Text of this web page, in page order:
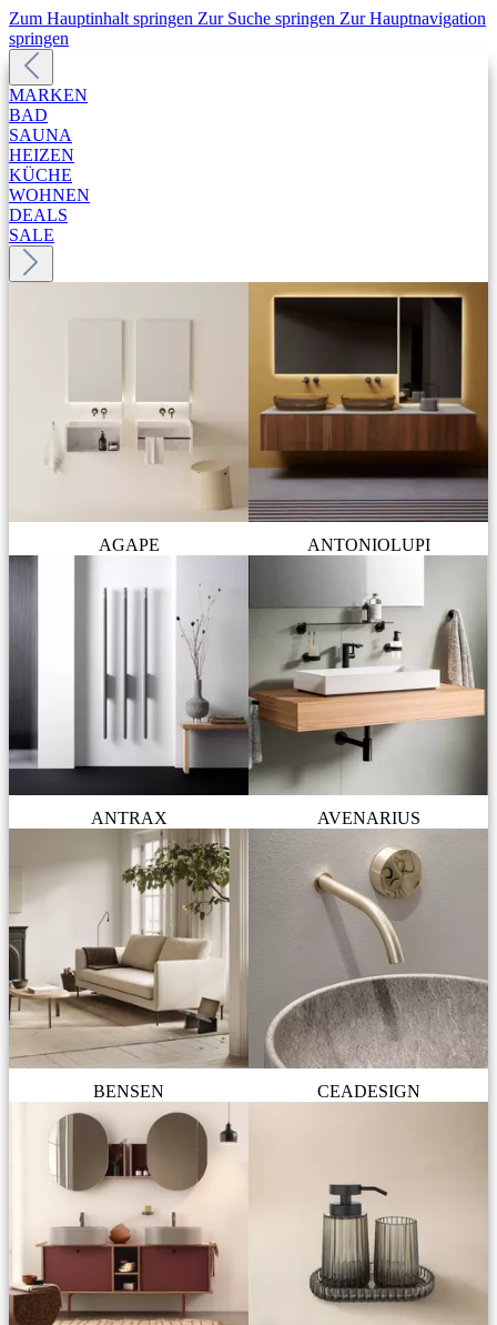
Zum Hauptinhalt springen Zur Suche springen Zur Hauptnavigation
springen
MARKEN
BAD
SAUNA
HEIZEN
KÜCHE
WOHNEN
DEALS
SALE
AGAPE ANTONIOLUPI
ANTRAX AVENARIUS
BENSEN CEADESIGN